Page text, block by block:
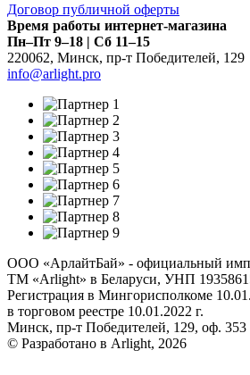
Договор публичной оферты
Время работы интернет-магазина
Пн–Пт 9–18 | Сб 11–15
220062, Минск, пр-т Победителей, 129
info@arlight.pro
ООО «АрлайтБай» - официальный
ТМ «Arlight» в Беларуси, УНП
Регистрация в Мингорисполкоме
в торговом реестре 10.01.2022 г.
Минск, пр-т Победителей, 129, оф. 353
© Разработано в Arlight, 2026